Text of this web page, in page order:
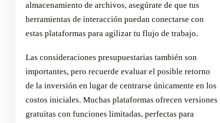
almacenamiento de archivos, asegúrate de que tus
herramientas de interacción puedan conectarse con
estas plataformas para agilizar tu flujo de trabajo.
Las consideraciones presupuestarias también son
importantes, pero recuerde evaluar el posible retorno
de la inversión en lugar de centrarse únicamente en los
costos iniciales. Muchas plataformas ofrecen versiones
gratuitas con funciones limitadas, perfectas para